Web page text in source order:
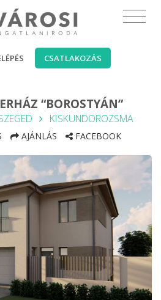
CSATLAKOZÁS
“BOROSTYÁN”
KISKUNDOROZSMA
AJÁNLÁS FACEBOOK